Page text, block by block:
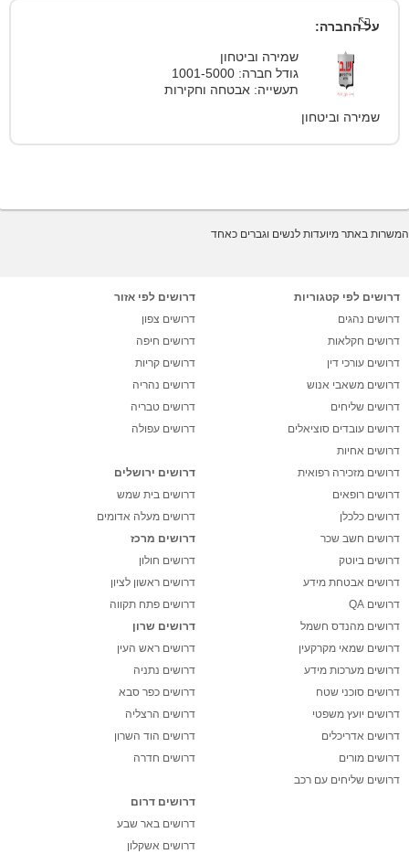
על החברה:
שמירה וביטחון
גודל חברה: 1001-5000
תעשייה: אבטחה וחקירות
שמירה וביטחון
המשרות באתר מיועדות לנשים וגברים כאחד
דרושים לפי קטגוריות
דרושים נהגים
דרושים חקלאות
דרושים עורכי דין
דרושים משאבי אנוש
דרושים שליחים
דרושים עובדים סוציאלים
דרושים אחיות
דרושים מזכירה רפואית
דרושים רופאים
דרושים כלכלן
דרושים חשב שכר
דרושים ביוטק
דרושים אבטחת מידע
דרושים QA
דרושים מהנדס חשמל
דרושים שמאי מקרקעין
דרושים מערכות מידע
דרושים סוכני שטח
דרושים יועץ משפטי
דרושים אדריכלים
דרושים מורים
דרושים שליחים עם רכב
דרושים לפי אזור
דרושים צפון
דרושים חיפה
דרושים קריות
דרושים נהריה
דרושים טבריה
דרושים עפולה
דרושים ירושלים
דרושים בית שמש
דרושים מעלה אדומים
דרושים מרכז
דרושים חולון
דרושים ראשון לציון
דרושים פתח תקווה
דרושים שרון
דרושים ראש העין
דרושים נתניה
דרושים כפר סבא
דרושים הרצליה
דרושים הוד השרון
דרושים חדרה
דרושים דרום
דרושים באר שבע
דרושים אשקלון